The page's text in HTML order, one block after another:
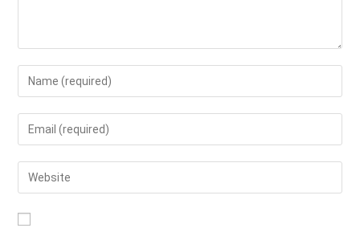
Enter
your
name
to
comment
Enter
your
email
address
comment
Enter
your
website